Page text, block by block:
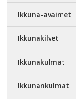
Ikkuna-avaimet
Ikkunakilvet
Ikkunakulmat
Ikkunankulmat